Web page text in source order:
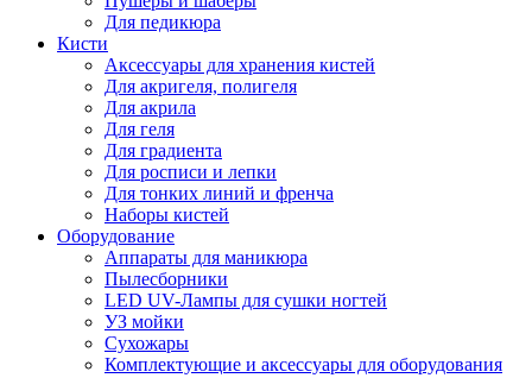
Для педикюра
Кисти
Аксессуары для хранения кистей
Для акригеля, полигеля
Для акрила
Для геля
Для градиента
Для росписи и лепки
Для тонких линий и френча
Наборы кистей
Оборудование
Аппараты для маникюра
Пылесборники
LED UV-Лампы для сушки ногтей
УЗ мойки
Сухожары
Комплектующие и аксессуары для оборудования